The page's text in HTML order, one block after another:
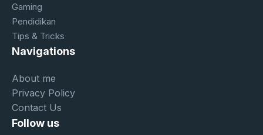
Gaming
Pendidikan
Tips & Tricks
Navigations
About me
Privacy Policy
Contact Us
Follow us